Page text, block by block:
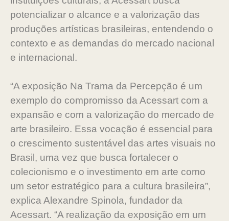
potencializar o alcance e a valorização das
produções artísticas brasileiras, entendendo o
contexto e as demandas do mercado nacional
e internacional.
“A exposição Na Trama da Percepção é um
exemplo do compromisso da Acessart com a
expansão e com a valorização do mercado de
arte brasileiro. Essa vocação é essencial para
o crescimento sustentável das artes visuais no
Brasil, uma vez que busca fortalecer o
colecionismo e o investimento em arte como
um setor estratégico para a cultura brasileira”,
explica Alexandre Spinola, fundador da
Acessart. “A realização da exposição em um